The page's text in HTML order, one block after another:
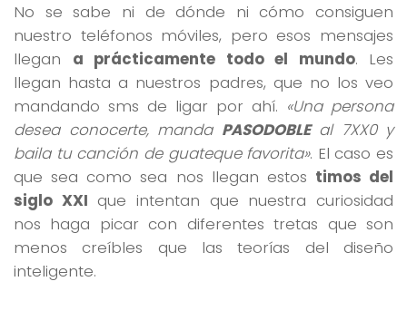
No se sabe ni de dónde ni cómo consiguen
nuestro teléfonos móviles, pero esos mensajes
llegan a prácticamente todo el mundo. Les
llegan hasta a nuestros padres, que no los veo
mandando sms de ligar por ahí. «Una persona
desea conocerte, manda PASODOBLEal 7XX0 y
baila tu canción de guateque favorita». El caso es
que sea como sea nos llegan estos timos del
siglo XXI que intentan que nuestra curiosidad
nos haga picar con diferentes tretas que son
menos creíbles que las teorías del diseño
inteligente.